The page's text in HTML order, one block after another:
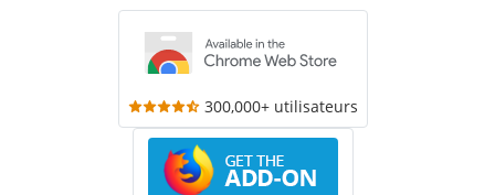
300,000+ utilisateurs